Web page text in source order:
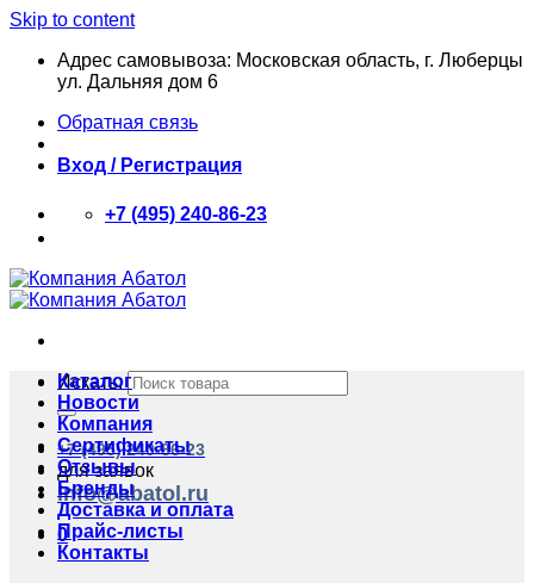
Skip to content
Адрес самовывоза: Московская область, г. Люберцы
ул. Дальняя дом 6
Обратная связь
Вход / Регистрация
+7 (495) 240-86-23
Искать:
+7 (495) 240-86-23
для заявок
info@abatol.ru
0
Каталог
Новости
Компания
Сертификаты
Отзывы
Бренды
Доставка и оплата
Прайс-листы
Контакты